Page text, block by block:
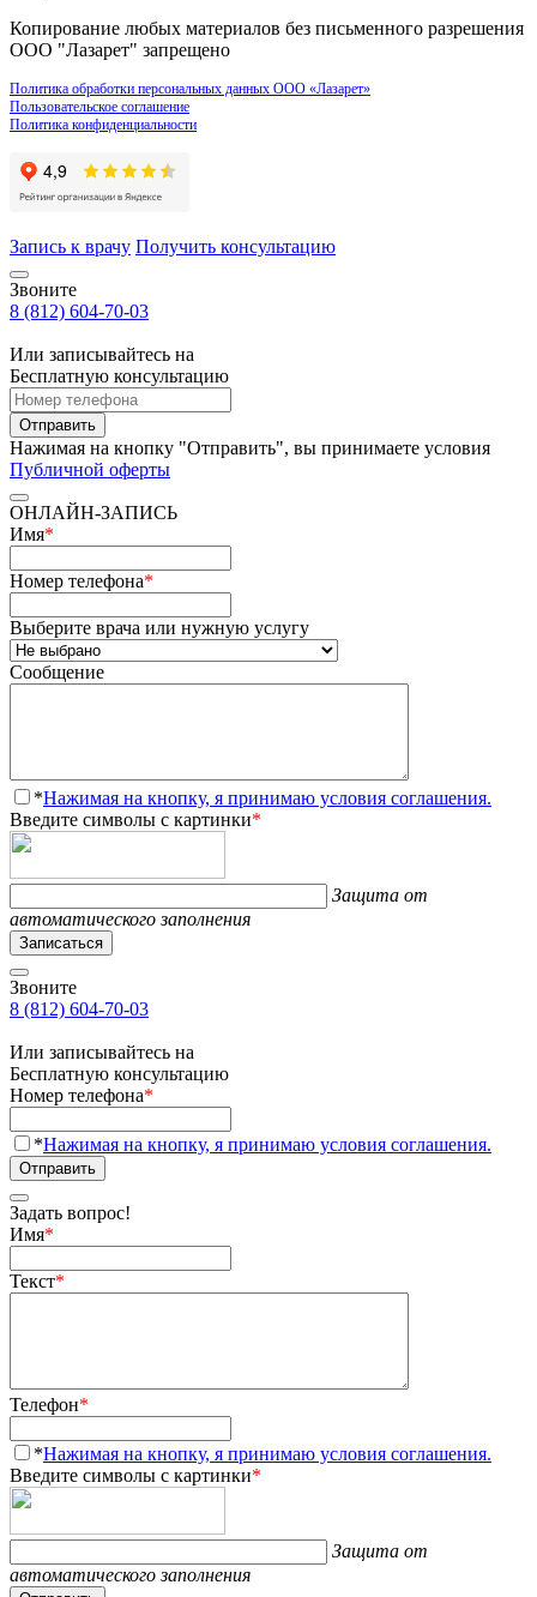
Копирование любых материалов без письменного разрешения
ООО "Лазарет" запрещено
Политика обработки персональных данных ООО «Лазарет»
Пользовательское соглашение
Политика конфиденциальности
Запись к врачу Получить консультацию
Звоните
8 (812) 604-70-03
Или записывайтесь на
Бесплатную консультацию
Отправить
Нажимая на кнопку "Отправить", вы принимаете условия
Публичной оферты
ОНЛАЙН-ЗАПИСЬ
Имя*
Номер телефона*
Выберите врача или нужную услугу
Сообщение
*Нажимая на кнопку, я принимаю условия соглашения.
Введите символы с картинки*
Защита от
автоматического заполнения
Записаться
Звоните
8 (812) 604-70-03
Или записывайтесь на
Бесплатную консультацию
Номер телефона*
*Нажимая на кнопку, я принимаю условия соглашения.
Отправить
Задать вопрос!
Имя*
Текст*
Телефон*
*Нажимая на кнопку, я принимаю условия соглашения.
Введите символы с картинки*
Защита от
автоматического заполнения